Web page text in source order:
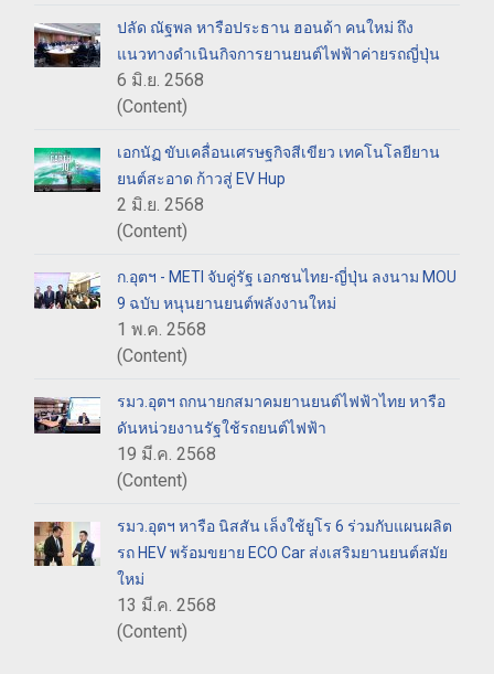
ปลัด ณัฐพล หารือประธาน ฮอนด้า คนใหม่ ถึง
แนวทางดำเนินกิจการยานยนต์ไฟฟ้าค่ายรถญี่ปุ่น
6 มิ.ย. 2568
(Content)
เอกนัฏ ขับเคลื่อนเศรษฐกิจสีเขียว เทคโนโลยียาน
ยนต์สะอาด ก้าวสู่ EV Hup
2 มิ.ย. 2568
(Content)
ก.อุตฯ - METI จับคู่รัฐ เอกชนไทย-ญี่ปุ่น ลงนาม MOU
9 ฉบับ หนุนยานยนต์พลังงานใหม่
1 พ.ค. 2568
(Content)
รมว.อุตฯ ถกนายกสมาคมยานยนต์ไฟฟ้าไทย หารือ
ดันหน่วยงานรัฐใช้รถยนต์ไฟฟ้า
19 มี.ค. 2568
(Content)
รมว.อุตฯ หารือ นิสสัน เล็งใช้ยูโร 6 ร่วมกับแผนผลิต
รถ HEV พร้อมขยาย ECO Car ส่งเสริมยานยนต์สมัย
ใหม่
13 มี.ค. 2568
(Content)